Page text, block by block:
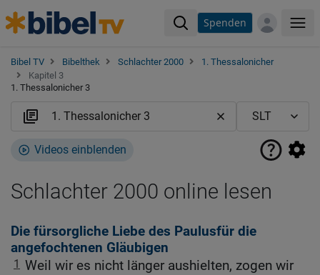
Spenden
Bibel TV Bibelthek Schlachter 2000
1. Thessalonicher
Kapitel 3
1. Thessalonicher 3
Videos einblenden
Schlachter 2000 online lesen
Die fürsorgliche Liebe des Paulusfür die
angefochtenen Gläubigen
1 Weil wir es nicht länger aushielten, zogen wir